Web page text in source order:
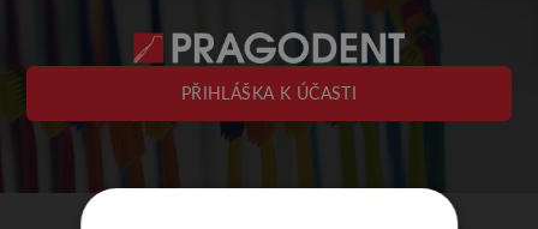
PŘIHLÁŠKA K ÚČASTI